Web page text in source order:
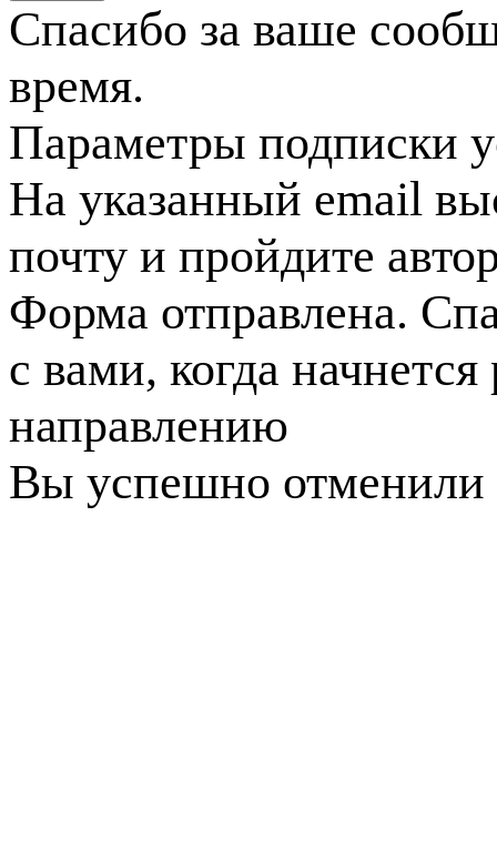
Спасибо за ваше
время.
Параметры подписки
На указанный email
почту и пройдите
Форма отправлена.
с вами, когда
направлению
Вы успешно отменили